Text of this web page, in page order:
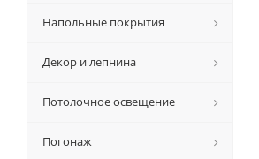
Напольные покрытия
Декор и лепнина
Потолочное освещение
Погонаж